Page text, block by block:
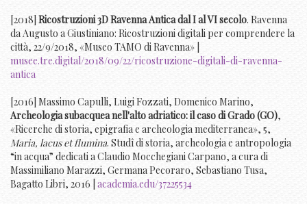
[2018] Ricostruzioni 3D Ravenna Antica dal I al VI secolo. Ravenna
da Augusto a Giustiniano: Ricostruzioni digitali per comprendere la
città, 22/9/2018, «Museo TAMO di Ravenna» |
musee.tre.digital/2018/09/22/ricostruzione-digitali-di-ravenna-
antica
[2016] Massimo Capulli, Luigi Fozzati, Domenico Marino,
Archeologia subacquea nell'alto adriatico: il caso di Grado (GO),
«Ricerche di storia, epigrafia e archeologia mediterranea», 5,
Maria, lacus et flumina. Studî di storia, archeologia e antropologia
“in acqua” dedicati a Claudio Mocchegiani Carpano, a cura di
Massimiliano Marazzi, Germana Pecoraro, Sebastiano Tusa,
Bagatto Libri, 2016 | academia.edu/37225534